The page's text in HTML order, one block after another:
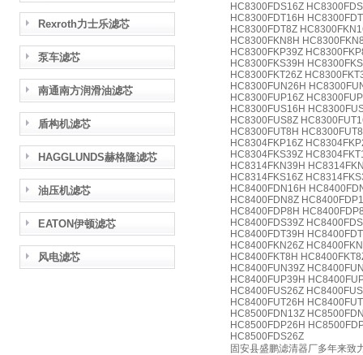
Rexroth力士乐滤芯
泵车滤芯
南通南方润滑油滤芯
盾构机滤芯
HAGGLUNDS赫格隆滤芯
油压机滤芯
EATON伊顿滤芯
风电滤芯
HC8300FDS16Z
HC8300FDT16H
HC8300FDT8Z
HC8300FKN8H
HC8300FKP39Z
HC8300FKS39H
HC8300FKT26Z
HC8300FUN26H
HC8300FUP16Z
HC8300FUS16H
HC8300FUS8Z
HC8300FUT8H
HC8304FKP16Z
HC8304FKS39Z
HC8314FKN39H
HC8314FKS16Z
HC8400FDN16H
HC8400FDN8Z
HC8400FDP8H
HC8400FDS39Z
HC8400FDT39H
HC8400FKN26Z
HC8400FKT8H
HC8400FUN39Z
HC8400FUP39H
HC8400FUS26Z
HC8400FUT26H
HC8500FDN13Z
HC8500FDP26H
HC8500FDS26Z
固安县盛鹏滤清器厂多年来致